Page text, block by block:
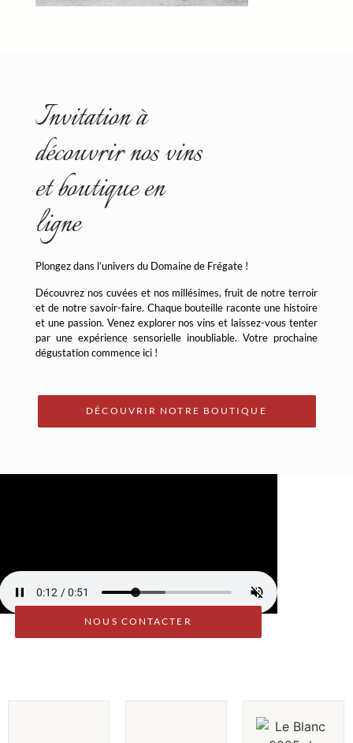
Invitation à
découvrir nos vins
et boutique en
ligne
Plongez dans l’univers du Domaine de Frégate !
Découvrez nos cuvées et nos millésimes, fruit de notre terroir
et de notre savoir-faire. Chaque bouteille raconte une histoire
et une passion. Venez explorer nos vins et laissez-vous tenter
par une expérience sensorielle inoubliable. Votre prochaine
dégustation commence ici !
DÉCOUVRIR NOTRE BOUTIQUE
NOUS CONTACTER